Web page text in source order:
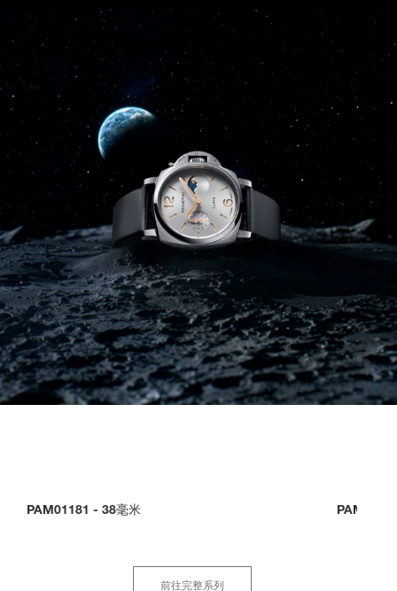
PAM01181 - 38毫米
前往完整系列